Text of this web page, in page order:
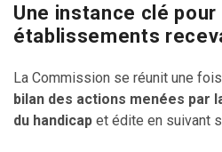
Une instance clé pour
établissements
La Commission se réunit une
bilan des actions menées par
du handicap et édite en suivant